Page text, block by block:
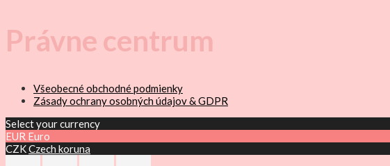
Právne centrum
Všeobecné obchodné podmienky
Zásady ochrany osobných údajov & GDPR
Select your currency
EUR Euro
CZKCzech koruna